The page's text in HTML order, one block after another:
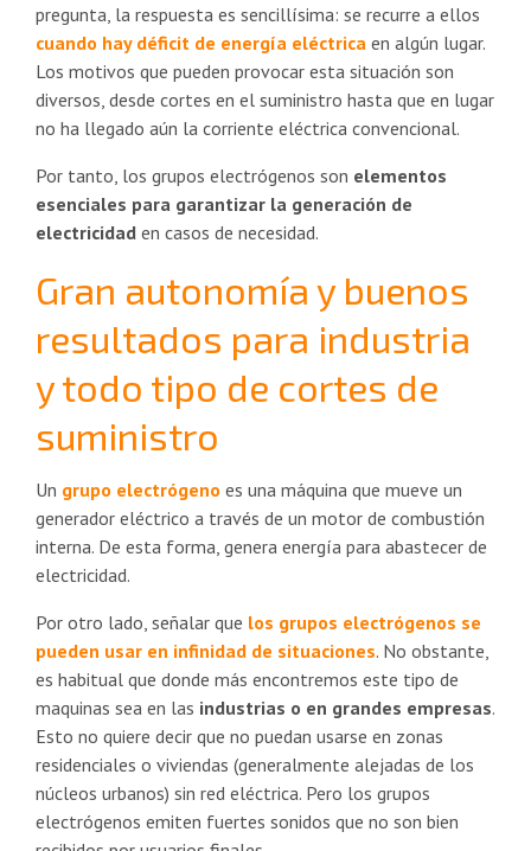
pregunta, la respuesta es sencillísima: se recurre a ellos
cuando hay déficit de energía eléctrica en algún lugar.
Los motivos que pueden provocar esta situación son
diversos, desde cortes en el suministro hasta que en lugar
no ha llegado aún la corriente eléctrica convencional.
Por tanto, los grupos electrógenos son elementos
esenciales para garantizar la generación de
electricidad en casos de necesidad.
Gran autonomía y buenos
resultados para industria
y todo tipo de cortes de
suministro
Un grupo electrógeno es una máquina que mueve un
generador eléctrico a través de un motor de combustión
interna. De esta forma, genera energía para abastecer de
electricidad.
Por otro lado, señalar que los grupos electrógenos se
pueden usar en infinidad de situaciones. No obstante,
es habitual que donde más encontremos este tipo de
maquinas sea en las industrias o en grandes empresas.
Esto no quiere decir que no puedan usarse en zonas
residenciales o viviendas (generalmente alejadas de los
núcleos urbanos) sin red eléctrica. Pero los grupos
electrógenos emiten fuertes sonidos que no son bien